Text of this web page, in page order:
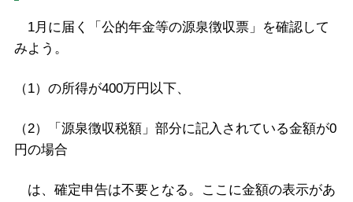
1月に届く「公的年金等の源泉徴収票」を確認して
みよう。
（1）の所得が400万円以下、
（2）「源泉徴収税額」部分に記入されている金額が0
円の場合
は、確定申告は不要となる。ここに金額の表示があ